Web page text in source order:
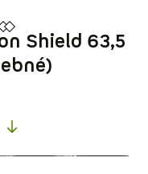
Shield 63,5